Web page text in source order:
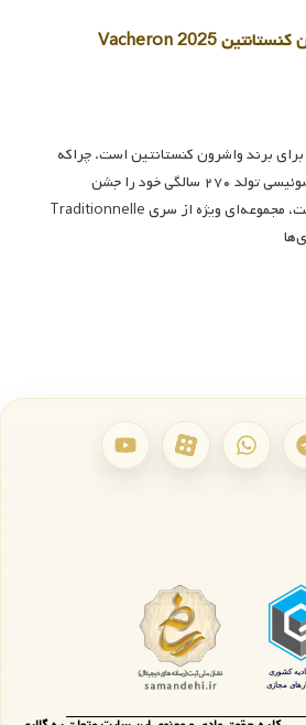
معرفی ساعت واشرون کنستانتین 2025 Vacheron
خاص برای برند واشرون کنستانتین است. چراکه
این برند لوکس ساعت سوئیسی تولد ۲۷۰ سالگی خود را جشن
می‌گیرد. به همین مناسبت، مجموعه‌ای ویژه از سری Traditionnelle